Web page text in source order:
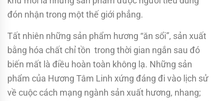
đón nhận trong một thế giới phẳng.
Tất nhiên những sản phẩm hương “ăn sổi”, sản xuất
bằng hóa chất chỉ tồn trong thời gian ngắn sau đó
biến mất là điều hoàn toàn không lạ. Những sản
phẩm của Hương Tâm Linh xứng đáng đi vào lịch sử
về cuộc cách mạng ngành sản xuất hương, nhang;